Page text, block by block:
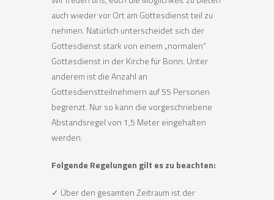
auch wieder vor Ort am Gottesdienst teil zu
nehmen. Natürlich unterscheidet sich der
Gottesdienst stark von einem „normalen“
Gottesdienst in der Kirche für Bonn. Unter
anderem ist die Anzahl an
Gottesdienstteilnehmern auf 55 Personen
begrenzt. Nur so kann die vorgeschriebene
Abstandsregel von 1,5 Meter eingehalten
werden.
Folgende Regelungen gilt es zu beachten:
✓ Über den gesamten Zeitraum ist der